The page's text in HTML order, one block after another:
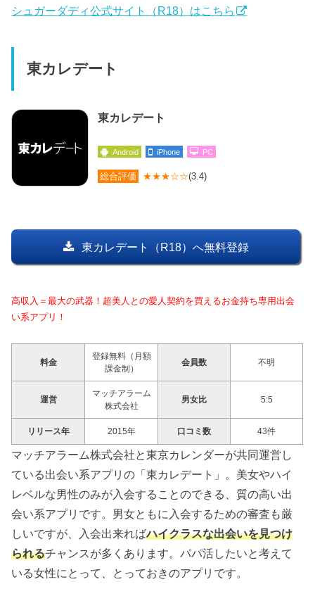
シュガーダディ公式サイト（R18）はこちら
東カレデート
東カレデート
Android iPhone PC
総合評価 ★★★☆☆(3.4)
東カレデート（R18）へ無料登録
高収入＝最大の武器！超美人との愛人契約を買えるお金持ち専用出会
い系アプリ！
料金
登録無料（月額
課金制）
会員数 不明
運営
マッチアラーム
株式会社
男女比 5:5
リリース年 2015年 口コミ数 43件
マッチアラーム株式会社と東京カレンダーが共同運営し
ている出会い系アプリの「東カレデート」。美女やハイ
レベルな男性のみが入会することのできる、質の高い出
会い系アプリです。男女ともに入会するための審査も厳
しいですが、入会出来ればハイクラスな出会いを見つけ
られるチャンスが多くあります。パパ活したいと考えて
いる女性にとって、とっておきのアプリです。